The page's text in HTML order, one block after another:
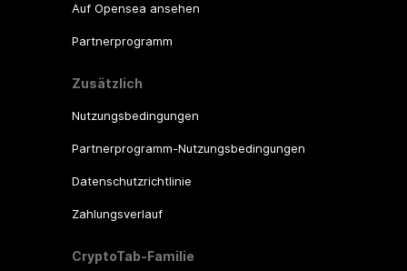
Auf Opensea ansehen
Partnerprogramm
Zusätzlich
Nutzungsbedingungen
Partnerprogramm-Nutzungsbedingungen
Datenschutzrichtlinie
Zahlungsverlauf
CryptoTab-Familie